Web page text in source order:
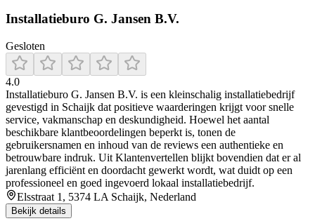
Installatieburo G. Jansen B.V.
Gesloten
4.0
Installatieburo G. Jansen B.V. is een kleinschalig installatiebedrijf
gevestigd in Schaijk dat positieve waarderingen krijgt voor snelle
service, vakmanschap en deskundigheid. Hoewel het aantal
beschikbare klantbeoordelingen beperkt is, tonen de
gebruikersnamen en inhoud van de reviews een authentieke en
betrouwbare indruk. Uit Klantenvertellen blijkt bovendien dat er al
jarenlang efficiënt en doordacht gewerkt wordt, wat duidt op een
professioneel en goed ingevoerd lokaal installatiebedrijf.
Elsstraat 1, 5374 LA Schaijk, Nederland
Bekijk details